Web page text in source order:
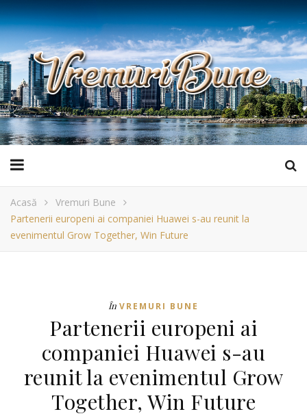
Acasă
Vremuri Bune
Partenerii europeni ai companiei Huawei s-au reunit la
evenimentul Grow Together, Win Future
În VREMURI BUNE
Partenerii europeni ai
companiei Huawei s-au
reunit la evenimentul Grow
Together, Win Future